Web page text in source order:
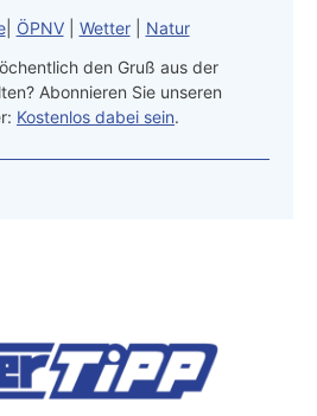
| ÖPNV| Wetter| Natur
den Gruß aus der
Abonnieren Sie unseren
Kostenlos dabei sein.